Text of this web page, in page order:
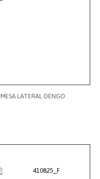
MESA LATERAL DENGO